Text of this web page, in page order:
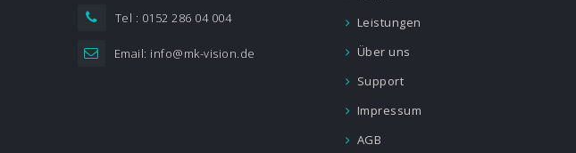
Tel : 0152 286 04 004
Email: info@mk-vision.de
Leistungen
Über uns
Support
Impressum
AGB